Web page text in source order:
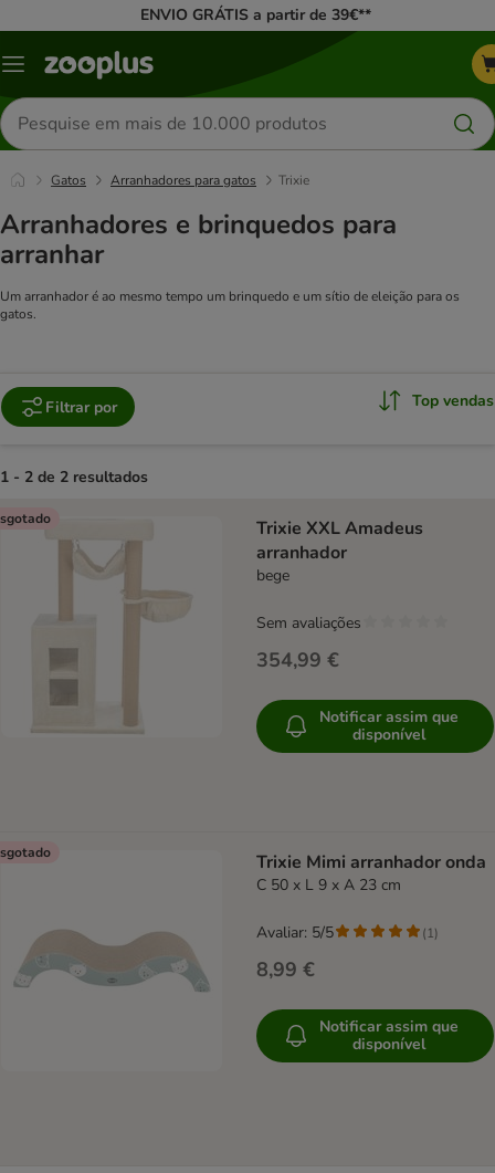
ENVIO GRÁTIS a partir de 39€**
Menu
Pesquisar
produtos
Gatos Arranhadores para gatos Trixie
Arranhadores e brinquedos para
arranhar
Um arranhador é ao mesmo tempo um brinquedo e um sítio de eleição para os
gatos.
Filtrar por Top vendas
1 - 2 de 2 resultados
product items have been changed
Trixie XXL Amadeus
arranhador
bege
354,99 €
Sem avaliações
Notificar assim que
disponível
Trixie Mimi arranhador onda
C 50 x L 9 x A 23 cm
8,99 €
Avaliar: 5/5 (1)
Notificar assim que
disponível